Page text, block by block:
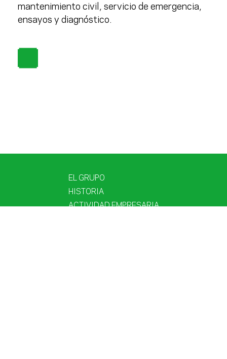
mantenimiento civil, servicio de emergencia,
ensayos y diagnóstico.
EL GRUPO
HISTORIA
ACTIVIDAD EMPRESARIA